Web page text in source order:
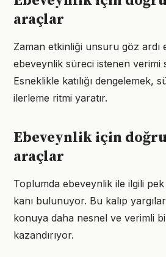
araçlar
Zaman etkinliği unsuru göz ardı
ebeveynlik süreci istenen verimi
Esneklikle katılığı dengelemek,
ilerleme ritmi yaratır.
Ebeveynlik için
araçlar
Toplumda ebeveynlik ile ilgili
kanı bulunuyor. Bu kalıp
konuya daha nesnel ve verimli bir
kazandırıyor.